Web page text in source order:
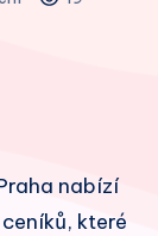
nabízí
které